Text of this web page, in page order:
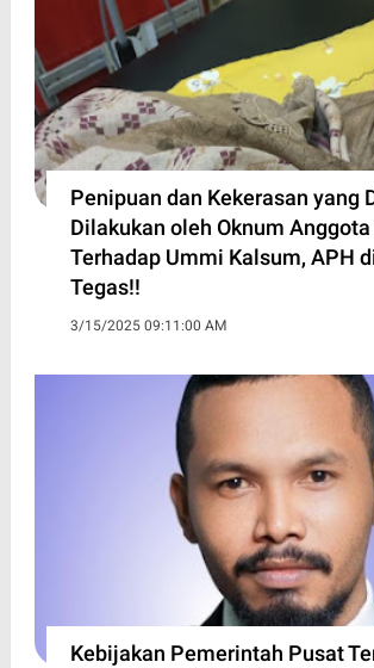
Penipuan dan Kekerasan yang
Dilakukan oleh Oknum Anggota
Terhadap Ummi Kalsum, APH
Tegas!!
3/15/2025 09:11:00 AM
Kebijakan Pemerintah Pusat